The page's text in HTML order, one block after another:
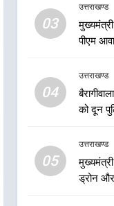
03
उत्तराखण्ड
पीएम
04
उत्तराखण्ड
को दून
05
उत्तराखण्ड
मुख्यमंत्री
ड्रोन
6
7